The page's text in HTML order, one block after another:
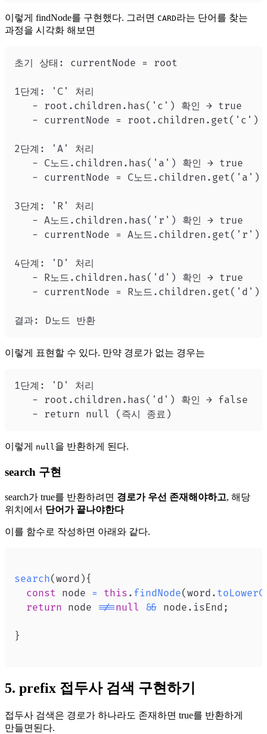
이렇게 findNode를 구현했다. 그러면 CARD라는 단어를 찾는
과정을 시각화 해보면
이렇게 표현할 수 있다. 만약 경로가 없는 경우는
이렇게 null을 반환하게 된다.
search 구현
search가 true를 반환하려면 경로가 우선 존재해야하고, 해당
위치에서 단어가 끝나야한다
이를 함수로 작성하면 아래와 같다.
search(word ) {
const node = this . findNode(word .
return node !==null && node . isEnd ;
}
5. prefix 접두사 검색 구현하기
접두사 검색은 경로가 하나라도 존재하면 true를 반환하게
만들면된다.